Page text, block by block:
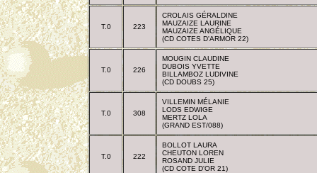
T.0 223
CROLAIS GÉRALDINE
MAUZAIZE LAURINE
MAUZAIZE ANGÉLIQUE
(CD COTES D'ARMOR 22)
T.0 226
MOUGIN CLAUDINE
DUBOIS YVETTE
BILLAMBOZ LUDIVINE
(CD DOUBS 25)
T.0 308
VILLEMIN MÉLANIE
LODS EDWIGE
MERTZ LOLA
(GRAND EST/088)
T.0 222
BOLLOT LAURA
CHEUTON LOREN
ROSAND JULIE
(CD COTE D'OR 21)